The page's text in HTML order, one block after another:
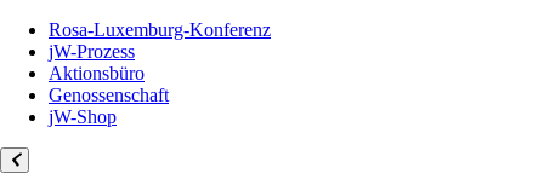
Rosa-Luxemburg-Konferenz
jW-Prozess
Aktionsbüro
Genossenschaft
jW-Shop